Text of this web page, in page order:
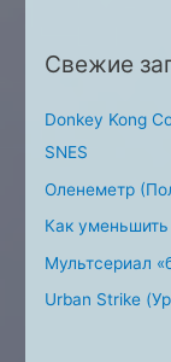
rСвежие
Donkey Kong
SNES
Оленеметр
Как
Мультсериал
Urban Strike